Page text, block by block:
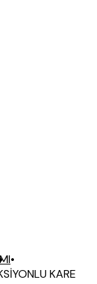
•
KARE